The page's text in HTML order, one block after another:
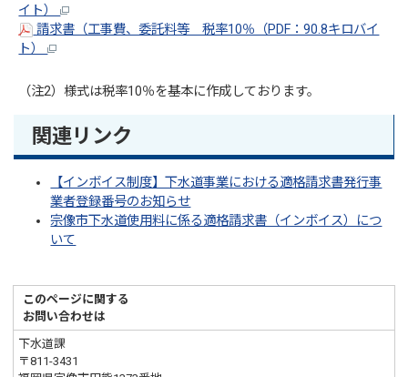
イト）
請求書（工事費、委託料等 税率10％（PDF：90.8キロバイ
ト）
（注2）様式は税率10％を基本に作成しております。
関連リンク
【インボイス制度】下水道事業における適格請求書発行事
業者登録番号のお知らせ
宗像市下水道使用料に係る適格請求書（インボイス）につ
いて
このページに関する
お問い合わせは
下水道課
〒811-3431